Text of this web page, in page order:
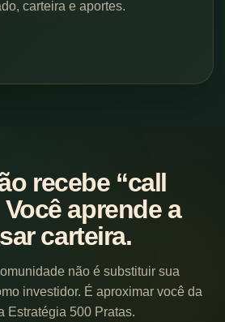
carteira e aportes.
recebe “call
aprende a
carteira.
não é substituir sua
investidor. É aproximar você da
Estratégia 500 Pratas.